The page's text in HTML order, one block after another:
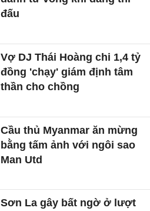
đấu
Vợ DJ Thái Hoàng chi 1,4 tỷ
đồng 'chạy' giám định tâm
thần cho chồng
Cầu thủ Myanmar ăn mừng
bằng tấm ảnh với ngôi sao
Man Utd
Sơn La gây bất ngờ ở lượt